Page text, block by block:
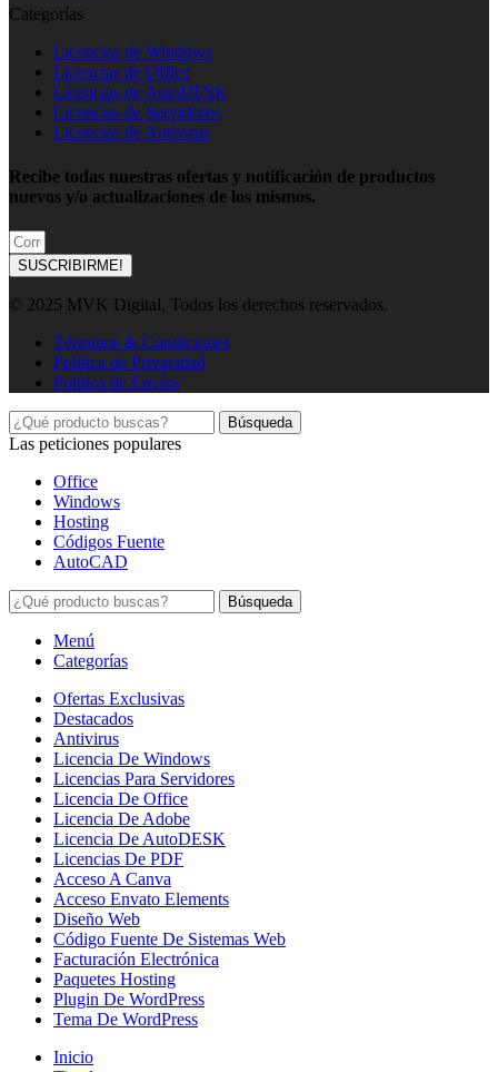
Categorías
Licencias de Windows
Licencias de Office
Licencias de AutoDESK
Licencias de Servidores
Licencias de Antivirus
Recibe todas nuestras ofertas y notificación de productos
nuevos y/o actualizaciones de los mismos.
SUSCRIBIRME!
© 2025 MVK Digital, Todos los derechos reservados.
Términos & Condiciones
Política de Privacidad
Política de Envíos
Búsqueda
Las peticiones populares
Office
Windows
Hosting
Códigos Fuente
AutoCAD
Búsqueda
Menú
Categorías
Ofertas Exclusivas
Destacados
Antivirus
Licencia De Windows
Licencias Para Servidores
Licencia De Office
Licencia De Adobe
Licencia De AutoDESK
Licencias De PDF
Acceso A Canva
Acceso Envato Elements
Diseño Web
Código Fuente De Sistemas Web
Facturación Electrónica
Paquetes Hosting
Plugin De WordPress
Tema De WordPress
Inicio